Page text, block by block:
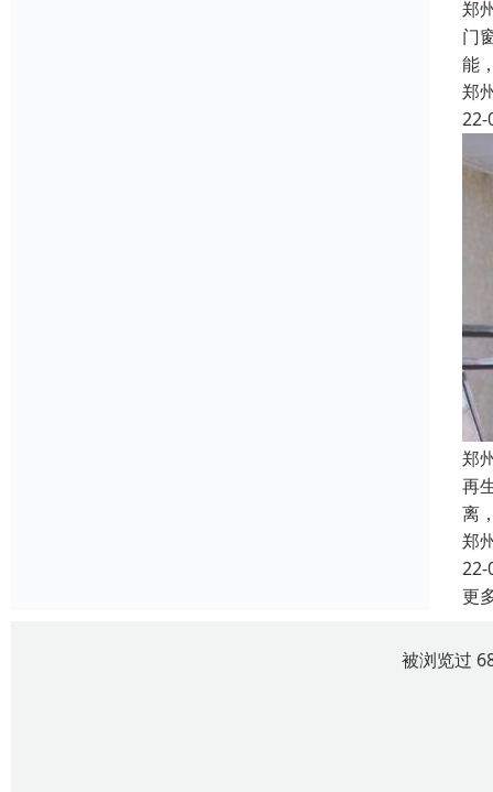
郑
门
能
郑
22-
郑
再
离
郑
22-
更
被浏览过